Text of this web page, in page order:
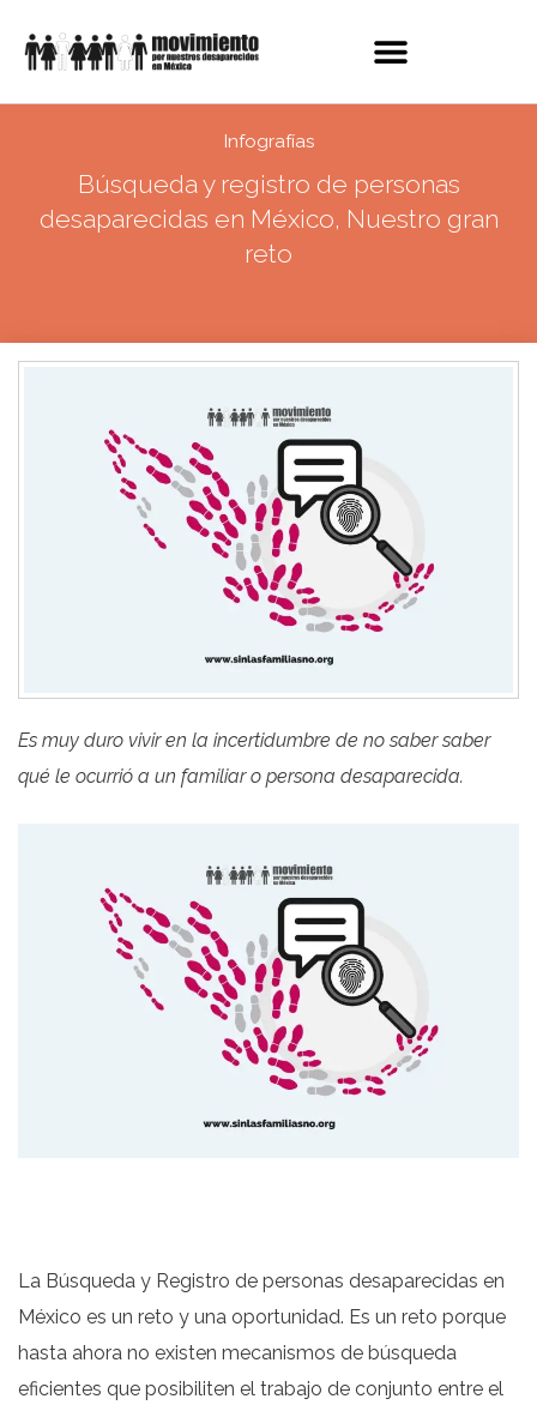
Infografías
Búsqueda y registro de personas
desaparecidas en México, Nuestro gran
reto
Es muy duro vivir en la incertidumbre de no saber saber
qué le ocurrió a un familiar o persona desaparecida.
La Búsqueda y Registro de personas desaparecidas en
México es un reto y una oportunidad. Es un reto porque
hasta ahora no existen mecanismos de búsqueda
eficientes que posibiliten el trabajo de conjunto entre el